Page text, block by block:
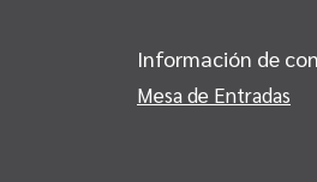
Información de
Mesa de Entradas